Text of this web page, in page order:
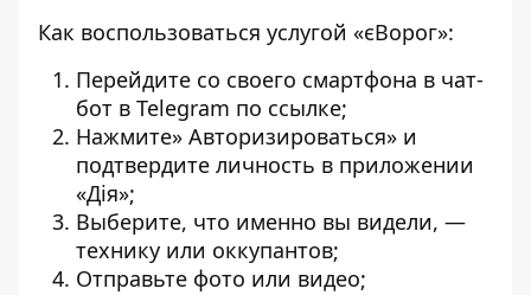
Как воспользоваться услугой «єВорог»:
Перейдите со своего смартфона в чат-
бот в Telegram по ссылке;
Нажмите» Авторизироваться» и
подтвердите личность в приложении
«Дія»;
Выберите, что именно вы видели, —
технику или оккупантов;
Отправьте фото или видео;